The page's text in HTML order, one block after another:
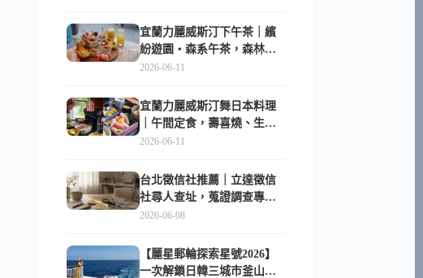
宜蘭力麗威斯汀下午茶｜繽
紛遊園・森系午茶，森林系
甜點超好拍
2026-06-11
宜蘭力麗威斯汀舞日本料理
｜午間定食，壽喜燒、生魚
片與日式包廂空間
2026-06-11
台北徵信社推薦｜立達徵信
社尋人查址，蒐證調查專家
陪你找回失聯的家人
2026-06-08
【麗星郵輪探索星號2026】
一次解鎖日韓三城市釜山、